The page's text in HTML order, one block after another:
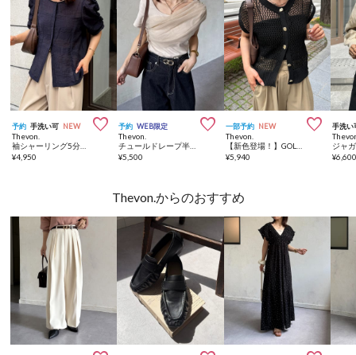
予約 手洗い可 NEW 
Thevon.
¥4,950
予約 WEB限定 
Thevon.
¥5,500
一部予約 NEW 
Thevon.
¥5,940
手洗い
¥
Thevon.からのおすすめ